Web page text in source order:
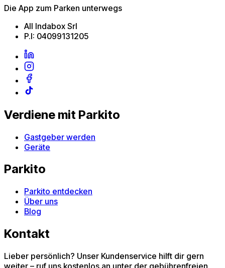
Die App zum Parken unterwegs
All Indabox Srl
P.I: 04099131205
Verdiene mit Parkito
Gastgeber werden
Geräte
Parkito
Parkito entdecken
Über uns
Blog
Kontakt
Lieber persönlich? Unser Kundenservice hilft dir gern